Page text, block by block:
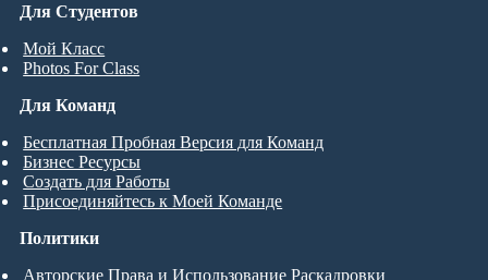
Для Студентов
Мой Класс
Photos For Class
Для Команд
Бесплатная Пробная Версия для Команд
Бизнес Ресурсы
Создать для Работы
Присоединяйтесь к Моей Команде
Политики
Авторские Права и Использование Раскадровки